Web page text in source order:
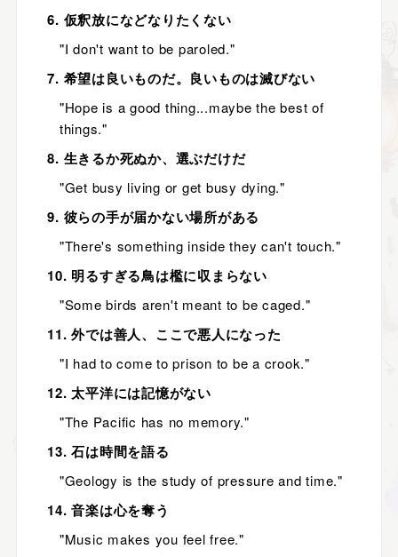
6. 仮釈放になどなりたくない
"I don't want to be paroled."
7. 希望は良いものだ。良いものは滅びない
"Hope is a good thing...maybe the best of
things."
8. 生きるか死ぬか、選ぶだけだ
"Get busy living or get busy dying."
9. 彼らの手が届かない場所がある
"There's something inside they can't touch."
10. 明るすぎる鳥は檻に収まらない
"Some birds aren't meant to be caged."
11. 外では善人、ここで悪人になった
"I had to come to prison to be a crook."
12. 太平洋には記憶がない
"The Pacific has no memory."
13. 石は時間を語る
"Geology is the study of pressure and time."
14. 音楽は心を奪う
"Music makes you feel free."